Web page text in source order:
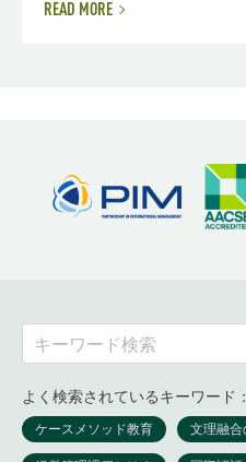
READ MORE
よく検索されているキーワード：